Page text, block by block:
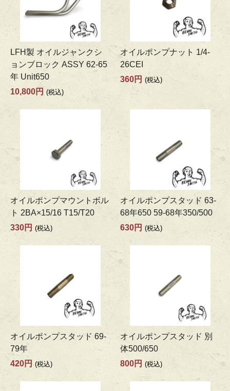
LFH製 オイルジャンクシ
ョンブロック ASSY 62-65
年 Unit650
10,800円 (税込)
オイルポンプナット 1/4-
26CEI
360円 (税込)
オイルポンプマウントボル
ト 2BA×15/16 T15/T20
330円 (税込)
オイルポンプスタッド 63-
68年650 59-68年350/500
630円 (税込)
オイルポンプスタッド 69-
79年
420円 (税込)
オイルポンプスタッド 別
体500/650
800円 (税込)